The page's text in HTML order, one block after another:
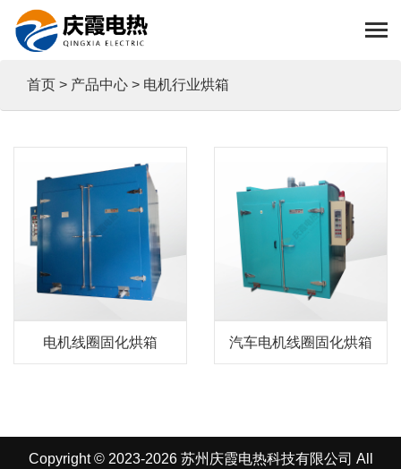
首页 > 产品中心 > 电机行业烘箱
电机线圈固化烘箱 汽车电机线圈固化烘箱
Copyright © 2023-2026 苏州庆霞电热科技有限公司 All